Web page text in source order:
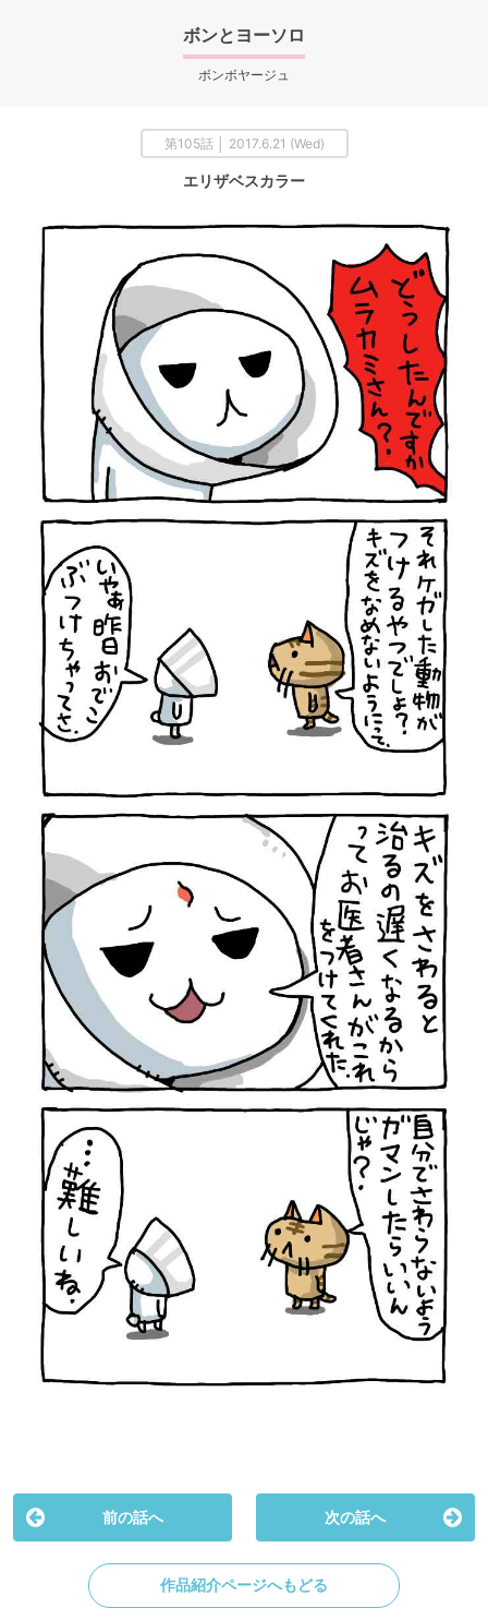
ボンとヨーソロ
ボンボヤージュ
第105話 │ 2017.6.21 (Wed)
エリザベスカラー
前の話へ 次の話へ
作品紹介ページへもどる